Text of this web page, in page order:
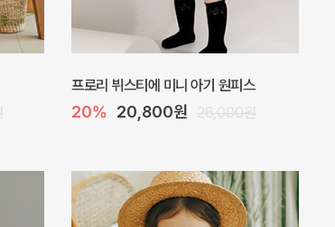
아롬 아기 점프수트
10% 27,000원 30,000원